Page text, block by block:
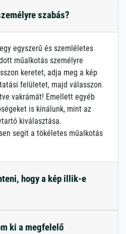
szabás?
egyszerű és szemléletes
műalkotás személyre
keretet, adja meg a kép
felületet, majd válasszon
vakrámát! Emellett egyéb
is kínálunk, mint az
kiválasztása.
segít a tökéletes műalkotás
hogy a kép illik-e
ki a megfelelő